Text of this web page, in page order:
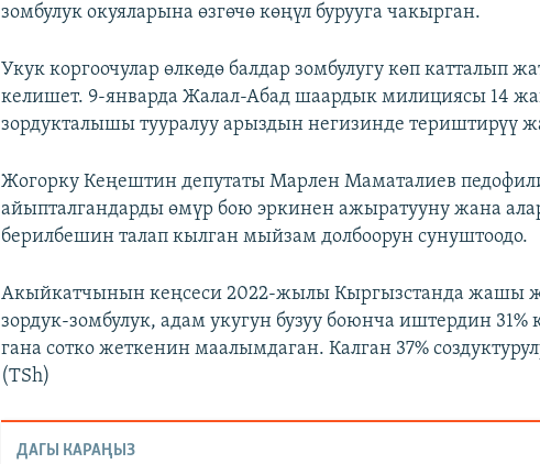
зомбулук окуяларына өзгөчө көңүл бурууга чакырган.
Укук коргоочулар өлкөдө балдар зомбулугу көп катталып
келишет. 9-январда Жалал-Абад шаардык милициясы 14
зордукталышы тууралуу арыздын негизинде териштирүү
Жогорку Кеңештин депутаты Марлен Маматалиев
айыпталгандарды өмүр бою эркинен ажыратууну жана
берилбешин талап кылган мыйзам долбоорун сунуштоодо.
Акыйкатчынын кеңсеси 2022-жылы Кыргызстанда жашы
зордук-зомбулук, адам укугун бузуу боюнча иштердин 31%
гана сотко жеткенин маалымдаган. Калган 37%
(TSh)
ДАГЫ КАРАҢЫЗ